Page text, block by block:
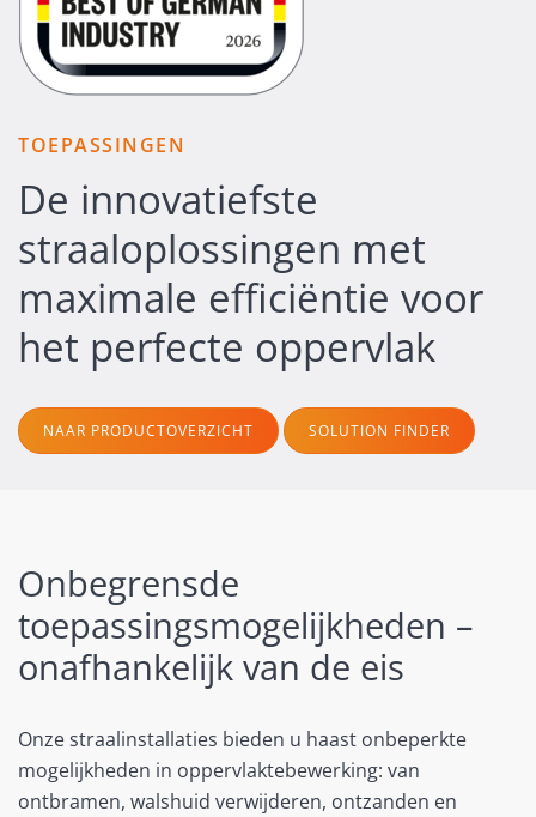
TOEPASSINGEN
De innovatiefste
straaloplossingen met
maximale efficiëntie voor
het perfecte oppervlak
NAAR PRODUCTOVERZICHT SOLUTION FINDER
Onbegrensde
toepassingsmogelijkheden –
onafhankelijk van de eis
Onze straalinstallaties bieden u haast onbeperkte
mogelijkheden in oppervlaktebewerking: van
ontbramen, walshuid verwijderen, ontzanden en